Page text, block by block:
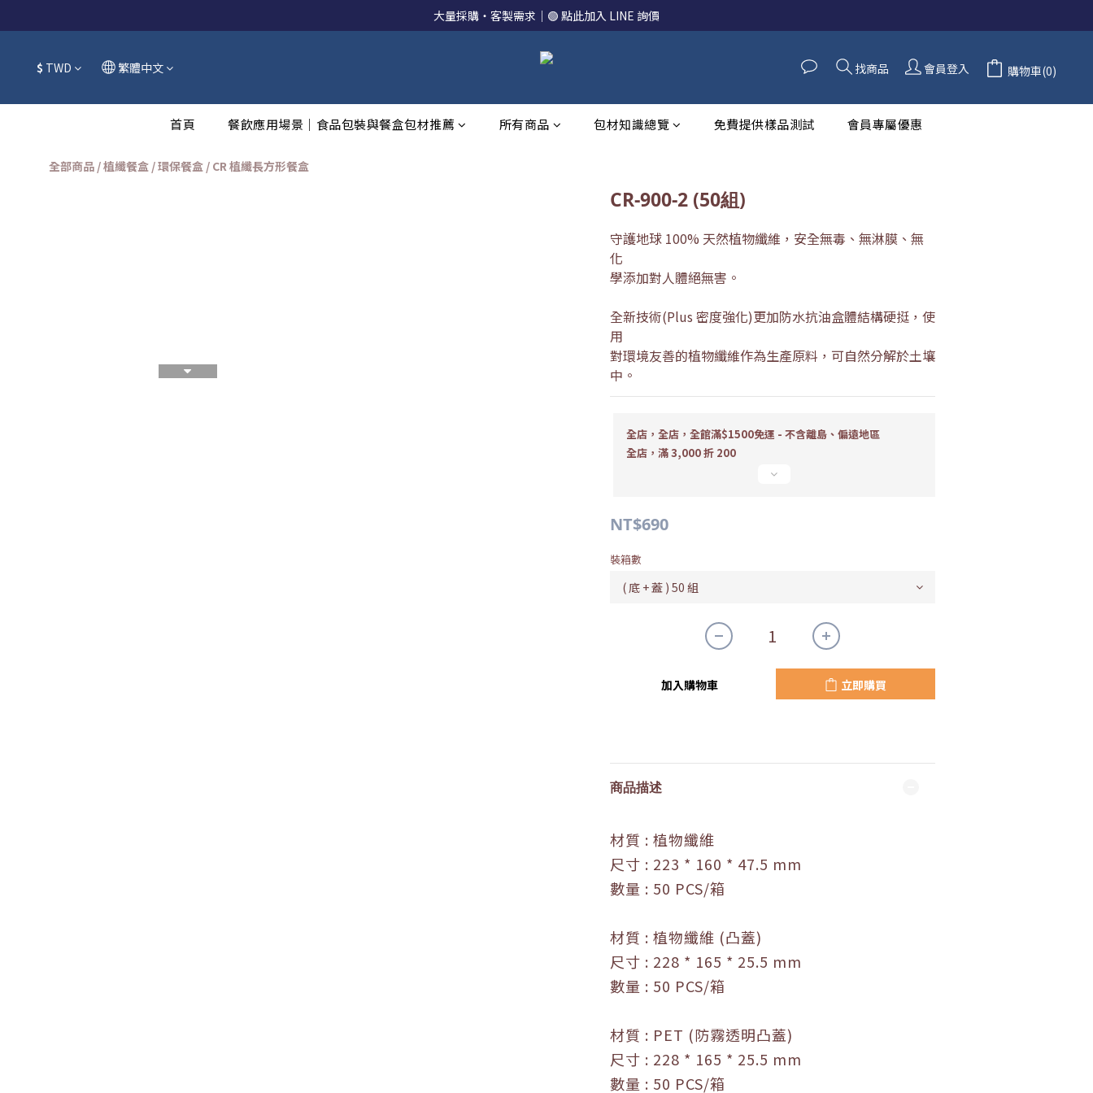
大量採購・客製需求｜🟢 點此加入 LINE 詢價
$ TWD 繁體中文 找商品 會員登入 購物車(0)
首頁 餐飲應用場景｜食品包裝與餐盒包材推薦 所有商品 包材知識總覽 免費提供樣品測試 會員專屬優惠
全部商品 /植纖餐盒 / 環保餐盒 / CR 植纖長方形餐盒
CR-900-2 (50組)
守護地球 100% 天然植物纖維，安全無毒、無淋膜、無
化
學添加對人體絕無害。
全新技術(Plus 密度強化)更加防水抗油盒體結構硬挺，使
用
對環境友善的植物纖維作為生產原料，可自然分解於土壤
中。
全店，全店，全館滿$1500免運 - 不含離島、偏遠地區
全店，滿 3,000 折 200
NT$690
裝箱數
加入購物車 立即購買
商品描述
材質 : 植物纖維
尺寸 : 223 * 160 * 47.5 mm
數量 : 50 PCS/箱
材質 : 植物纖維 (凸蓋)
尺寸 : 228 * 165 * 25.5 mm
數量 : 50 PCS/箱
材質 : PET (防霧透明凸蓋)
尺寸 : 228 * 165 * 25.5 mm
數量 : 50 PCS/箱
立即購買